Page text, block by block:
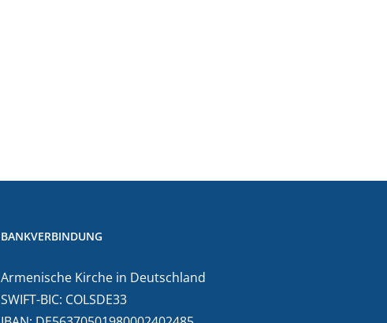
BANKVERBINDUNG
Armenische Kirche in Deutschland
SWIFT-BIC: COLSDE33